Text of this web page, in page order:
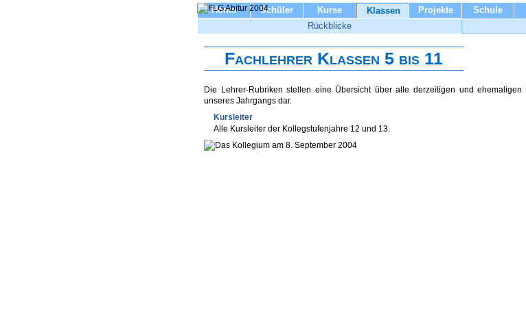
Home Schüler Kurse Klassen Projekte Schule
Rückblicke
Fachlehrer Klassen 5 bis 11
Die Lehrer-Rubriken stellen eine Übersicht über alle derzeitigen und ehemaligen
unseres Jahrgangs dar.
Kursleiter
Alle Kursleiter der Kollegstufenjahre 12 und 13.